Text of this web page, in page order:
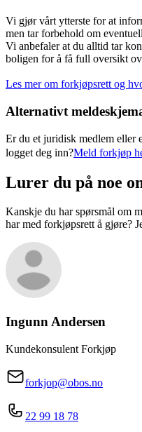
Vi gjør vårt ytterste for at
men tar forbehold om
Vi anbefaler at du alltid tar
boligen for å få full oversikt
Les mer om forkjøpsrett og
Alternativt
Er du et juridisk medlem eller
logget deg inn?Meld forkjøp
Lurer du på noe
Kanskje du har spørsmål om
har med forkjøpsrett å gjøre?
Ingunn Andersen
Kundekonsulent Forkjøp
forkjop@obos.no
22 99 18 78